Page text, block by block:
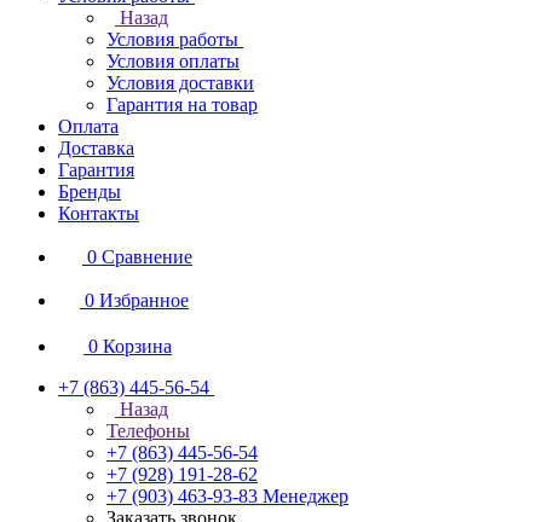
Назад
Условия работы
Условия оплаты
Условия доставки
Гарантия на товар
Оплата
Доставка
Гарантия
Бренды
Контакты
0 Сравнение
0 Избранное
0 Корзина
+7 (863) 445-56-54
Назад
Телефоны
+7 (863) 445-56-54
+7 (928) 191-28-62
+7 (903) 463-93-83 Менеджер
Заказать звонок